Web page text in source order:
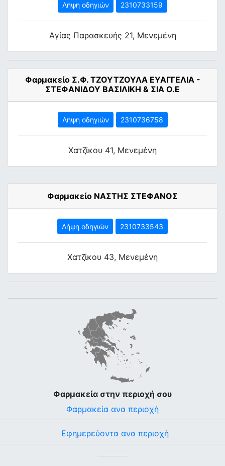
Λήψη οδηγιών 2310733159
Αγίας Παρασκευής 21, Μενεμένη
Φαρμακείο Σ.Φ. ΤΖΟΥΤΖΟΥΛΑ ΕΥΑΓΓΕΛΙΑ -
ΣΤΕΦΑΝΙΔΟΥ ΒΑΣΙΛΙΚΗ & ΣΙΑ Ο.Ε
Λήψη οδηγιών 2310736758
Χατζίκου 41, Μενεμένη
Φαρμακείο ΝΑΣΤΗΣ ΣΤΕΦΑΝΟΣ
Λήψη οδηγιών 2310733543
Χατζίκου 43, Μενεμένη
Φαρμακεία στην περιοχή σου
Φαρμακεία ανα περιοχή
Εφημερεύοντα ανα περιοχή